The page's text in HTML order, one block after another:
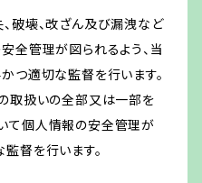
破壊、改ざん及び漏洩など
全管理が図られるよう、当
つ適切な監督を行います。
の取扱いの全部又は一部を
て個人情報の安全管理が
督を行います。